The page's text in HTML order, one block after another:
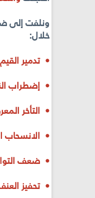
ونلفت إلى
خلال:
• تدمير
• إضطراب
• التأخر
• الانسحاب
• ضعف
• تحفيز